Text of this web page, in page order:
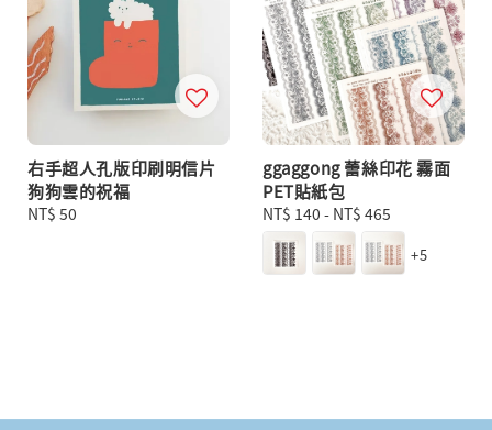
右手超人孔版印刷明信片
狗狗雲的祝福
Regular
NT$ 50
ggaggong 蕾絲印花 霧面
PET貼紙包
Regular
price
NT$ 140 - NT$ 465
+5